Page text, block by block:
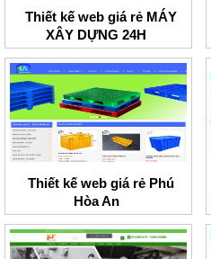
Thiết kế web giá rẻ MÁY
XÂY DỰNG 24H
Thiết kế web giá rẻ Phú
Hòa An